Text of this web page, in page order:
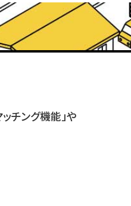
チング機能」や